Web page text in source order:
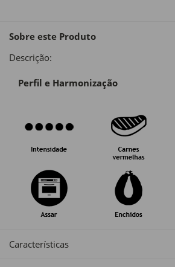
Sobre este Produto
Descrição:
Perfil e Harmonização
Características